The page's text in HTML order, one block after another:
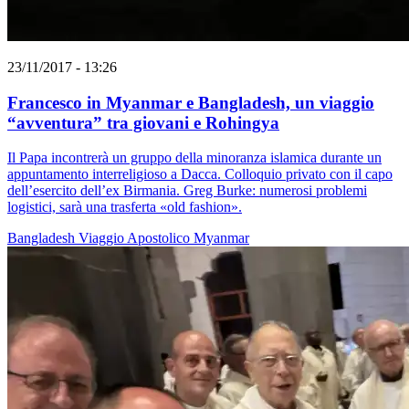
23/11/2017 - 13:26
Francesco in Myanmar e Bangladesh, un viaggio
“avventura” tra giovani e Rohingya
Il Papa incontrerà un gruppo della minoranza islamica durante un
appuntamento interreligioso a Dacca. Colloquio privato con il capo
dell’esercito dell’ex Birmania. Greg Burke: numerosi problemi
logistici, sarà una trasferta «old fashion».
Bangladesh Viaggio Apostolico Myanmar